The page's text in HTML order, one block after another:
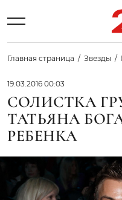
Главная страница Звезды
19.03.2016 00:03
СОЛИСТКА
ТАТЬЯНА
РЕБЕНКА